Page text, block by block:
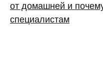
от домашней и
специалистам